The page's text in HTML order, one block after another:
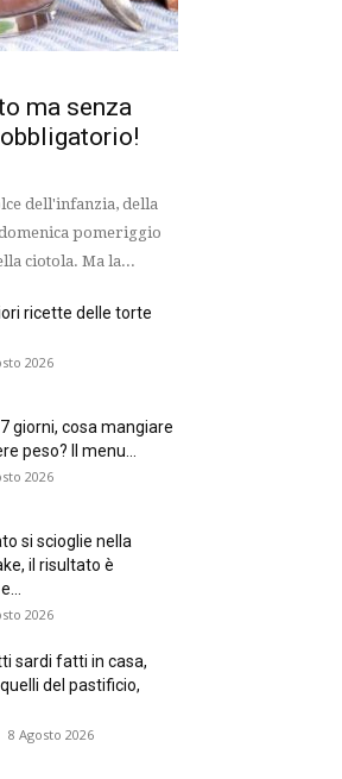
ma senza
dell'infanzia, della
pomeriggio
ciotola. Ma la...
ricette delle torte
2026
giorni, cosa mangiare
peso? Il menu...
2026
si scioglie nella
il risultato è
2026
sardi fatti in casa,
del pastificio,
8 Agosto 2026